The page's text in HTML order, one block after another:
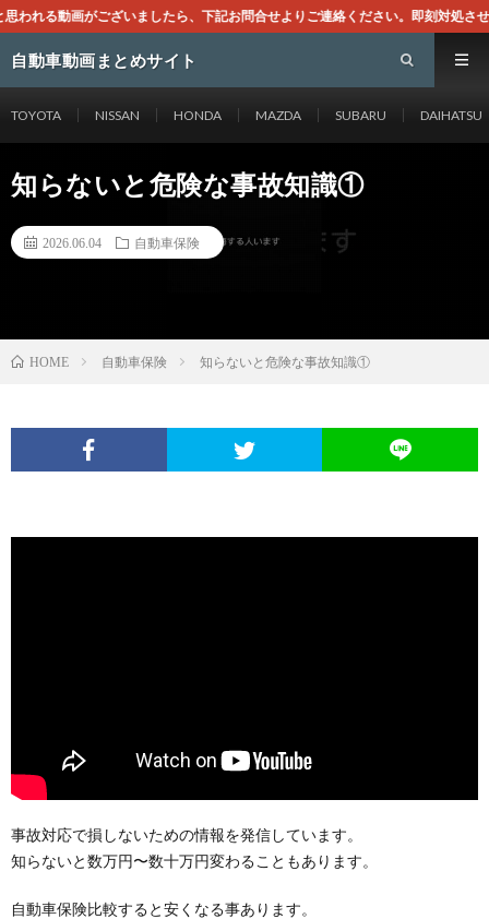
たら、下記お問合せよりご連絡ください。即刻対処させて頂きます。なお、
自動車動画まとめサイト
TOYOTA NISSAN HONDA MAZDA SUBARU DAIHATSU
知らないと危険な事故知識①
2026.06.04 自動車保険
HOME 自動車保険 知らないと危険な事故知識①
事故対応で損しないための情報を発信しています。
知らないと数万円〜数十万円変わることもあります。
自動車保険比較すると安くなる事あります。